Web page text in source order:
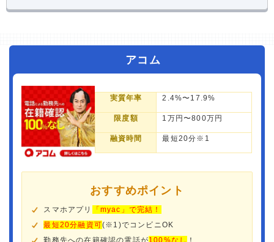
アコム
実質年率 2.4%〜17.9%
限度額 1万円〜800万円
融資時間 最短20分※1
おすすめポイント
スマホアプリ
「myac」で完結！
最短20分融資可(※1)でコンビニOK
勤務先への在籍確認の電話が100%なし ！